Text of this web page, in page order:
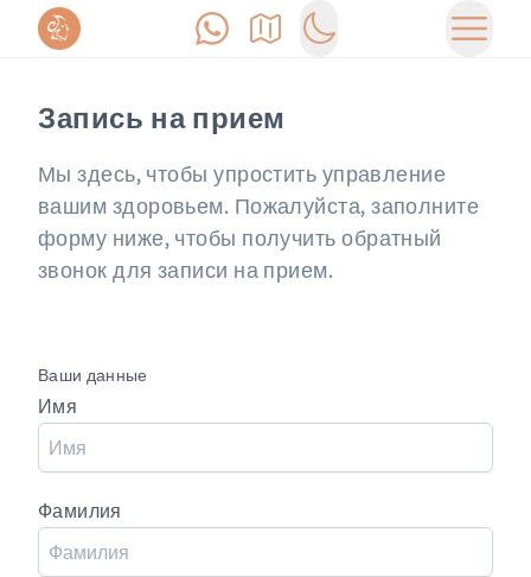
ПозвонитьКак доехатьSwitch to dark mode
Запись на прием
Мы здесь, чтобы упростить управление
вашим здоровьем. Пожалуйста, заполните
форму ниже, чтобы получить обратный
звонок для записи на прием.
Ваши данные
Имя
Фамилия